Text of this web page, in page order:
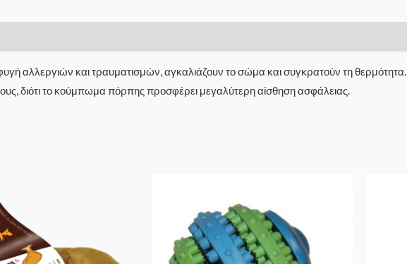
αλλεργιών και τραυματισμών, αγκαλιάζουν το σώμα και συγκρατούν τη θερμότητα.
διότι το κούμπωμα πόρπης προσφέρει μεγαλύτερη αίσθηση ασφάλειας.